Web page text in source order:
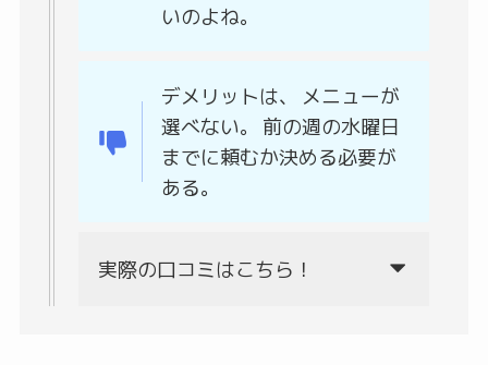
いのよね。
デメリットは、 メニューが
選べない。 前の週の水曜日
までに頼むか決める必要が
ある。
実際の口コミはこちら！